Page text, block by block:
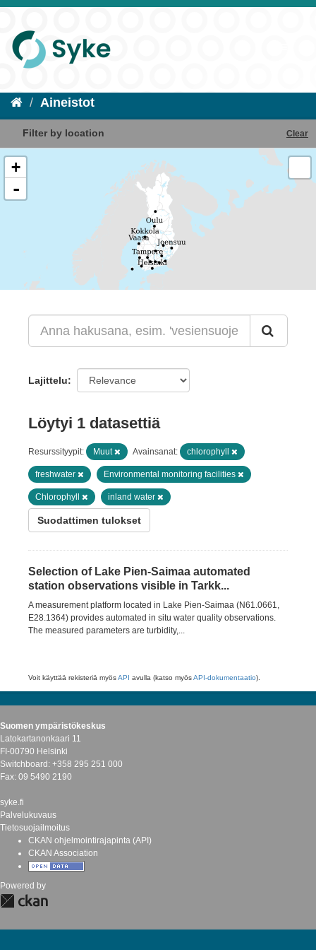
Aineistot
Filter by location Clear
+
-
Lajittelu
Löytyi 1 datasettiä
Resurssityypit: Muut Avainsanat: chlorophyll
freshwater Environmental monitoring facilities
Chlorophyll inland water
Suodattimen tulokset
Selection of Lake Pien-Saimaa automated
station observations visible in Tarkk...
A measurement platform located in Lake Pien-Saimaa (N61.0661,
E28.1364) provides automated in situ water quality observations.
The measured parameters are turbidity,...
Voit käyttää rekisteriä myösAPI avulla (katso myösAPI-dokumentaatio).
Suomen ympäristökeskus
Latokartanonkaari 11
FI-00790 Helsinki
Switchboard: +358 295 251 000
Fax: 09 5490 2190
syke.fi
Palvelukuvaus
Tietosuojailmoitus
CKAN ohjelmointirajapinta (API)
CKAN Association
Powered by